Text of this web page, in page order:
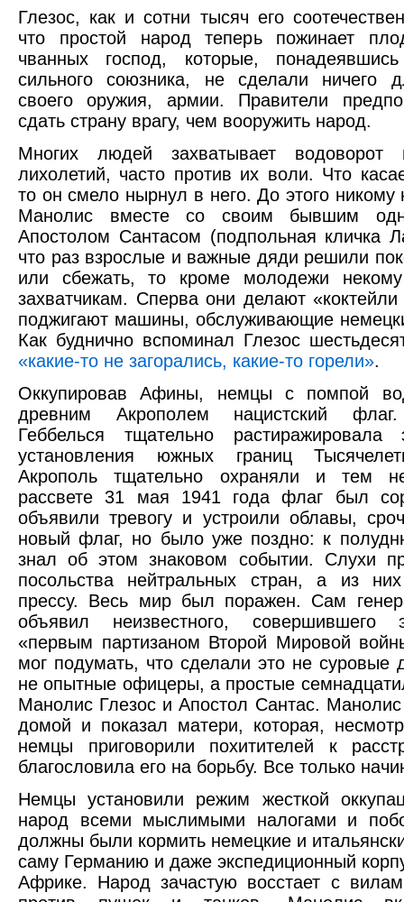
Глезос, как и сотни тысяч его
что простой народ теперь пожинает
чванных господ, которые,
сильного союзника, не сделали ничего
своего оружия, армии. Правители
сдать страну врагу, чем вооружить народ.
Многих людей захватывает водоворот
лихолетий, часто против их воли. Что
то он смело нырнул в него. До этого никому
Манолис вместе со своим бывшим
Апостолом Сантасом (подпольная кличка
что раз взрослые и важные дяди решили
или сбежать, то кроме молодежи
захватчикам. Сперва они делают
поджигают машины, обслуживающие
Как буднично вспоминал Глезос
«какие-то не загорались, какие-то горели».
Оккупировав Афины, немцы с помпой
древним Акрополем нацистский
Геббелься тщательно растиражировала
установления южных границ
Акрополь тщательно охраняли и тем
рассвете 31 мая 1941 года флаг был
объявили тревогу и устроили облавы,
новый флаг, но было уже поздно: к
знал об этом знаковом событии. Слухи
посольства нейтральных стран, а из
прессу. Весь мир был поражен. Сам
объявил неизвестного, совершившего
«первым партизаном Второй Мировой
мог подумать, что сделали это не суровые
не опытные офицеры, а простые
Манолис Глезос и Апостол Сантас.
домой и показал матери, которая,
немцы приговорили похитителей к
благословила его на борьбу. Все только
Немцы установили режим жесткой
народ всеми мыслимыми налогами и
должны были кормить немецкие и
саму Германию и даже экспедиционный
Африке. Народ зачастую восстает с